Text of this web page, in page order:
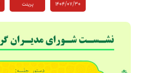
1404/07/30 پرینت